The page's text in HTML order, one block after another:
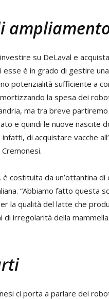
su DeLaval e
esse è in grado di gestire
potenzialità sufficiente a
la spesa dei
ma tra breve
e quindi le nuove nascite
di acquistare vacche
costituita da un’ottantina
“Abbiamo fatto questa
la qualità del latte che
di irregolarità della
ci porta a parlare dei